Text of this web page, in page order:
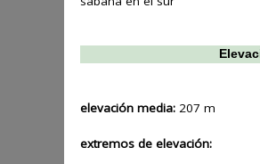
elevación media: 207 m
extremos de elevación: